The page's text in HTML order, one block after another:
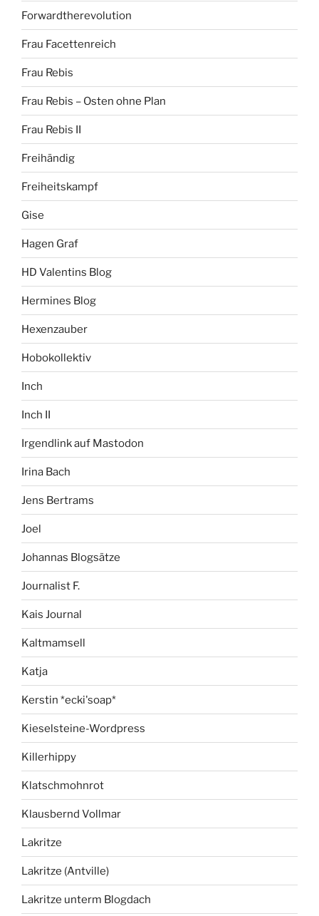
Forwardtherevolution
Frau Facettenreich
Frau Rebis
Frau Rebis – Osten ohne Plan
Frau Rebis II
Freihändig
Freiheitskampf
Gise
Hagen Graf
HD Valentins Blog
Hermines Blog
Hexenzauber
Hobokollektiv
Inch
Inch II
Irgendlink auf Mastodon
Irina Bach
Jens Bertrams
Joel
Johannas Blogsätze
Journalist F.
Kais Journal
Kaltmamsell
Katja
Kerstin *ecki'soap*
Kieselsteine-Wordpress
Killerhippy
Klatschmohnrot
Klausbernd Vollmar
Lakritze
Lakritze (Antville)
Lakritze unterm Blogdach